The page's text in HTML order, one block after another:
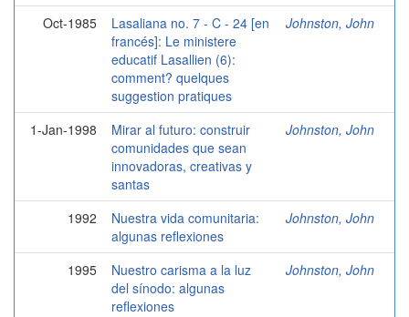
Oct-1985
Lasaliana no. 7 - C - 24 [en
francés]: Le ministere
educatif Lasallien (6):
comment? quelques
suggestion pratiques
Johnston, John
1-Jan-1998
Mirar al futuro: construir
comunidades que sean
innovadoras, creativas y
santas
Johnston, John
1992
Nuestra vida comunitaria:
algunas reflexiones
Johnston, John
1995
Nuestro carisma a la luz
del sínodo: algunas
reflexiones
Johnston, John